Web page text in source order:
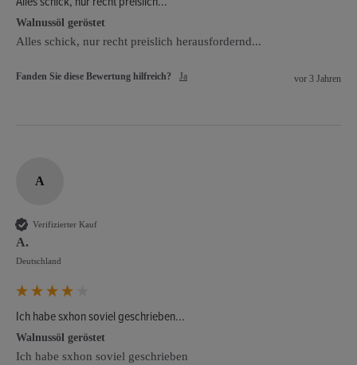
Walnussöl geröstet
Alles schick, nur recht preislich herausfordernd...
Fanden Sie diese Bewertung hilfreich? Ja vor 3 Jahren
A
Verifizierter Kauf
A.
Deutschland
Ich habe sxhon soviel geschrieben...
Walnussöl geröstet
Ich habe sxhon soviel geschrieben